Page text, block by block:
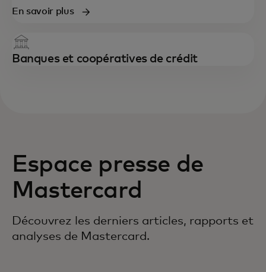
En savoir plus
Banques et coopératives de crédit
Espace presse de
Mastercard
Découvrez les derniers articles, rapports et
analyses de Mastercard.